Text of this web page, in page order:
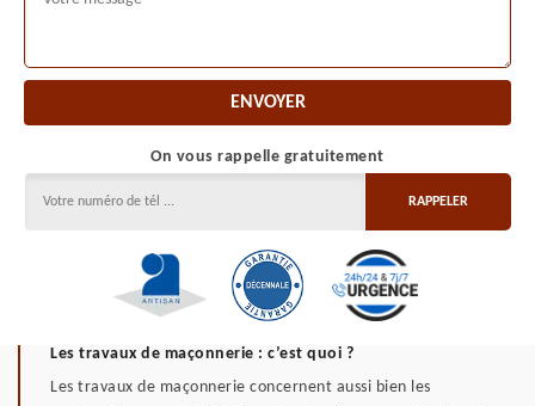
On vous rappelle gratuitement
Les travaux de maçonnerie : c’est quoi ?
Les travaux de maçonnerie concernent aussi bien les